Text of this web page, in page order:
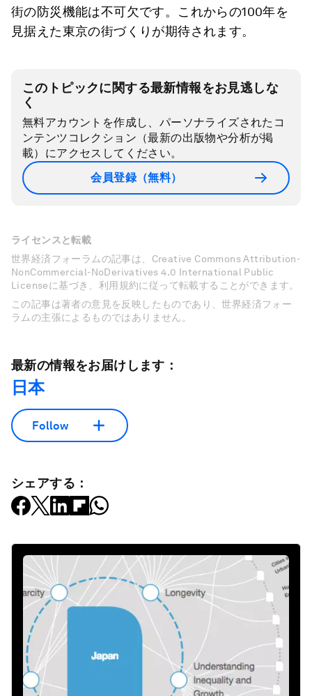
街の防災機能は不可欠です。これからの100年を
見据えた東京の街づくりが期待されます。
このトピックに関する最新情報をお見逃しな
く
無料アカウントを作成し、パーソナライズされたコ
ンテンツコレクション（最新の出版物や分析が掲
載）にアクセスしてください。
会員登録（無料）
ライセンスと転載
世界経済フォーラムの記事は、Creative Commons Attribution-
NonCommercial-NoDerivatives 4.0 International Public
Licenseに基づき、利用規約に従って転載することができます。
この記事は著者の意見を反映したものであり、世界経済フォー
ラムの主張によるものではありません。
最新の情報をお届けします：
日本
Follow
シェアする：